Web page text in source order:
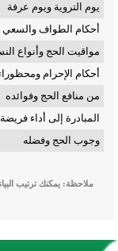
أصبح نائبًا
واستمرَّ في
1421هـ.
عمِل عضوًا في
السعودية من عام 1413حتى 1426هـ.
منذ تأسيسه عام 1398هـ حتى 1433هـ.
يوم التروية ويوم عرفة
أحكام الطواف والسعي
مواقيت الحج وأنواع
أحكام الإحرام
من منافع الحج وفوائده
المبادرة إلى أداء
وجوب الحج وفضله
ملاحظة: يمكنك ترتيب